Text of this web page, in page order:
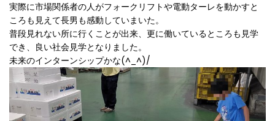
実際に市場関係者の人がフォークリフトや電動ターレを動かすと
ころも見えて長男も感動していまいた。
普段見れない所に行くことが出来、更に働いているところも見学
でき、良い社会見学となりました。
未来のインターンシップかな(^_^)/